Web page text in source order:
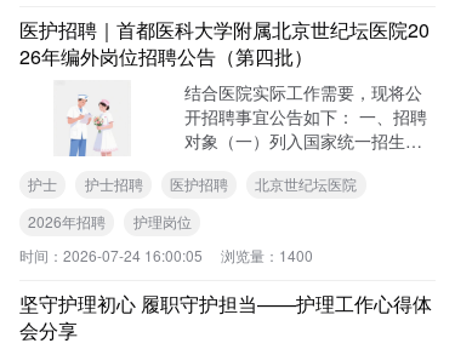
等……
医护招聘｜首都医科大学附属北京世纪坛医院20
26年编外岗位招聘公告（第四批）
结合医院实际工作需要，现将公
开招聘事宜公告如下： 一、招聘
对象（一）列入国家统一招生计
向、委培），按时毕业并获得相
应学历学位，毕业证书落款年度2
年内（2025年、2026年）的高校
毕业生……
护士 护士招聘 医护招聘
北京世纪坛医院
2026年招聘
护理岗位
时间： 2026-07-24 16:00:05 浏览量： 1400
坚守护理初心 履职守护担当——护理工作心得体
会分享